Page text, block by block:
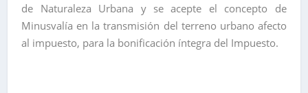
de Naturaleza Urbana y se acepte el concepto de
Minusvalía en la transmisión del terreno urbano afecto
al impuesto, para la bonificación íntegra del Impuesto.